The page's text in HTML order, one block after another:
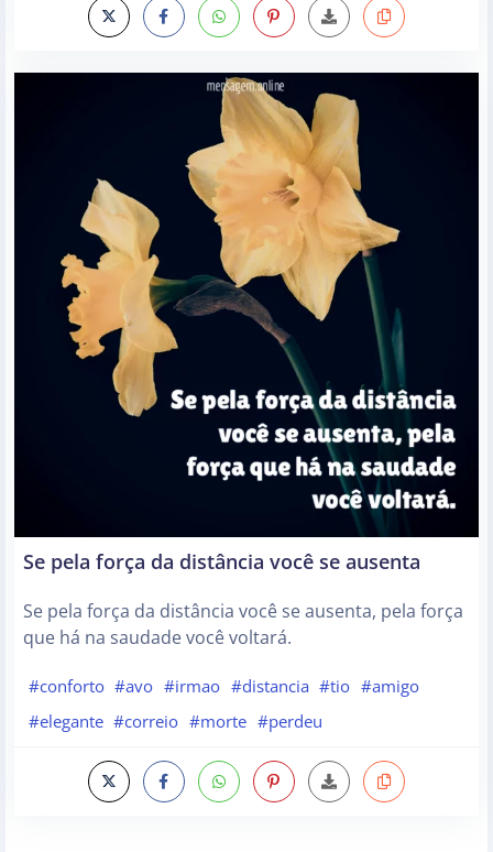
Se pela força da distância você se ausenta
Se pela força da distância você se ausenta, pela força
que há na saudade você voltará.
#conforto #avo #irmao #distancia #tio #amigo
#elegante #correio #morte #perdeu